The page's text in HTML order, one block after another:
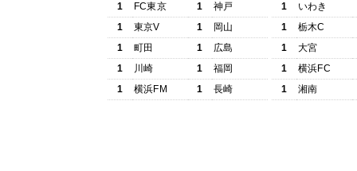
1
FC東京 1
神戸
1
東京V 1
岡山
1
町田 1
広島
1
川崎 1
福岡
1
横浜FM 1 長崎
1
いわき
1
栃木C
1
大宮
1
横浜FC
1
湘南